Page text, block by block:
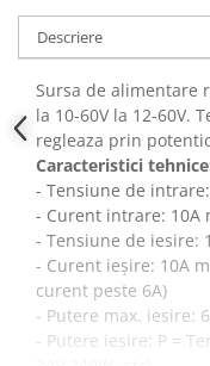
Panouri solare
Scule si aparate de
Aparate de
Scule manuale si
Lipit si accesorii
Cabluri, conectori
Module Peltier, racire si
incalzire
Echipamente si accesorii banc
de lucru
Cabluri si conectori
Descriere
Sursa de alimentare
la 10-60V la 12-60V.
regleaza prin
Caracteristici
- Tensiune de intrare:
- Curent intrare: 10A
- Tensiune de iesire:
- Curent ieșire: 10A
curent peste 6A)
- Putere max. iesire:
- Putere ieșire: P =